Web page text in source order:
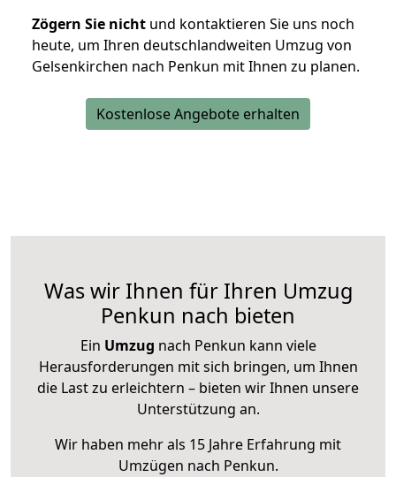
Zögern Sie nicht und kontaktieren Sie uns noch
heute, um Ihren deutschlandweiten Umzug von
Gelsenkirchen nach Penkun mit Ihnen zu planen.
Kostenlose Angebote erhalten
Was wir Ihnen für Ihren Umzug
Penkun nach bieten
Ein Umzug nach Penkun kann viele
Herausforderungen mit sich bringen, um Ihnen
die Last zu erleichtern – bieten wir Ihnen unsere
Unterstützung an.
Wir haben mehr als 15 Jahre Erfahrung mit
Umzügen nach Penkun.